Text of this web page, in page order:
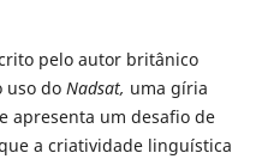
pelo autor britânico
uso do Nadsat, uma gíria
apresenta um desafio de
a criatividade linguística